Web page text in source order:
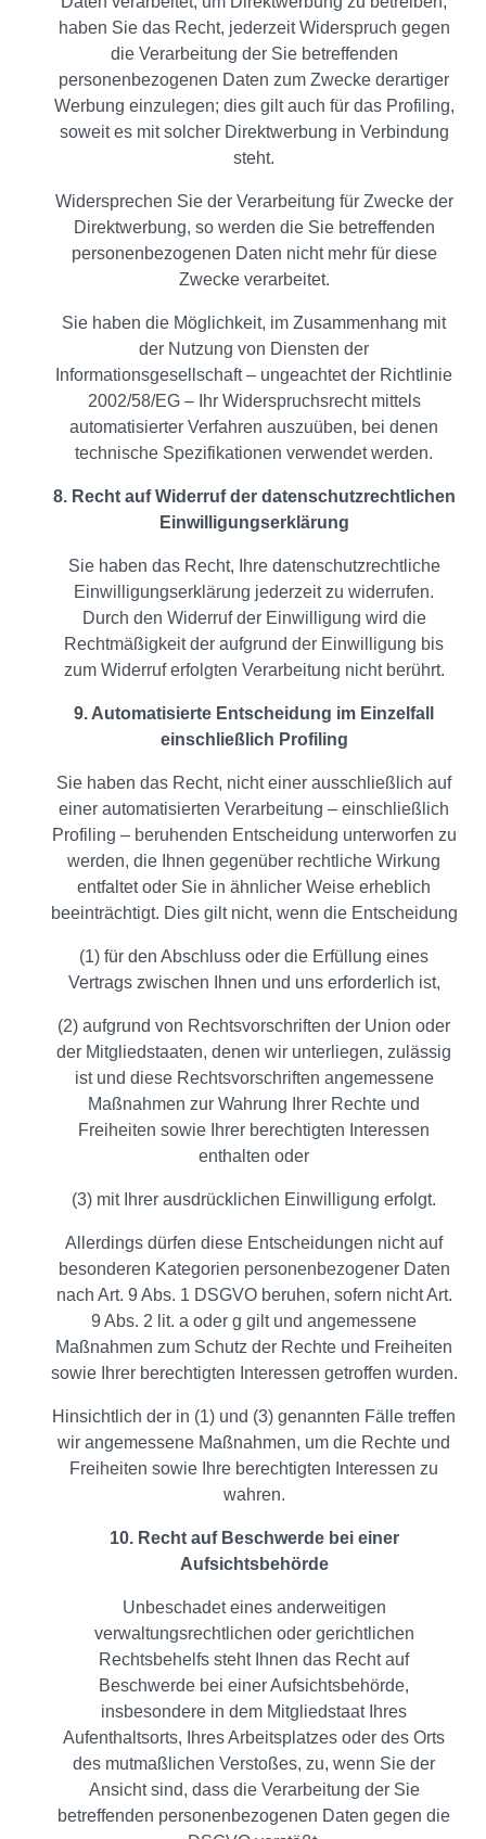
haben Sie das Recht, jederzeit Widerspruch gegen
die Verarbeitung der Sie betreffenden
personenbezogenen Daten zum Zwecke derartiger
Werbung einzulegen; dies gilt auch für das Profiling,
soweit es mit solcher Direktwerbung in Verbindung
steht.
Widersprechen Sie der Verarbeitung für Zwecke der
Direktwerbung, so werden die Sie betreffenden
personenbezogenen Daten nicht mehr für diese
Zwecke verarbeitet.
Sie haben die Möglichkeit, im Zusammenhang mit
der Nutzung von Diensten der
Informationsgesellschaft – ungeachtet der Richtlinie
2002/58/EG – Ihr Widerspruchsrecht mittels
automatisierter Verfahren auszuüben, bei denen
technische Spezifikationen verwendet werden.
8. Recht auf Widerruf der datenschutzrechtlichen
Einwilligungserklärung
Sie haben das Recht, Ihre datenschutzrechtliche
Einwilligungserklärung jederzeit zu widerrufen.
Durch den Widerruf der Einwilligung wird die
Rechtmäßigkeit der aufgrund der Einwilligung bis
zum Widerruf erfolgten Verarbeitung nicht berührt.
9. Automatisierte Entscheidung im Einzelfall
einschließlich Profiling
Sie haben das Recht, nicht einer ausschließlich auf
einer automatisierten Verarbeitung – einschließlich
Profiling – beruhenden Entscheidung unterworfen zu
werden, die Ihnen gegenüber rechtliche Wirkung
entfaltet oder Sie in ähnlicher Weise erheblich
beeinträchtigt. Dies gilt nicht, wenn die Entscheidung
(1) für den Abschluss oder die Erfüllung eines
Vertrags zwischen Ihnen und uns erforderlich ist,
(2) aufgrund von Rechtsvorschriften der Union oder
der Mitgliedstaaten, denen wir unterliegen, zulässig
ist und diese Rechtsvorschriften angemessene
Maßnahmen zur Wahrung Ihrer Rechte und
Freiheiten sowie Ihrer berechtigten Interessen
enthalten oder
(3) mit Ihrer ausdrücklichen Einwilligung erfolgt.
Allerdings dürfen diese Entscheidungen nicht auf
besonderen Kategorien personenbezogener Daten
nach Art. 9 Abs. 1 DSGVO beruhen, sofern nicht Art.
9 Abs. 2 lit. a oder g gilt und angemessene
Maßnahmen zum Schutz der Rechte und Freiheiten
sowie Ihrer berechtigten Interessen getroffen wurden.
Hinsichtlich der in (1) und (3) genannten Fälle treffen
wir angemessene Maßnahmen, um die Rechte und
Freiheiten sowie Ihre berechtigten Interessen zu
wahren.
10. Recht auf Beschwerde bei einer
Aufsichtsbehörde
Unbeschadet eines anderweitigen
verwaltungsrechtlichen oder gerichtlichen
Rechtsbehelfs steht Ihnen das Recht auf
Beschwerde bei einer Aufsichtsbehörde,
insbesondere in dem Mitgliedstaat Ihres
Aufenthaltsorts, Ihres Arbeitsplatzes oder des Orts
des mutmaßlichen Verstoßes, zu, wenn Sie der
Ansicht sind, dass die Verarbeitung der Sie
betreffenden personenbezogenen Daten gegen die